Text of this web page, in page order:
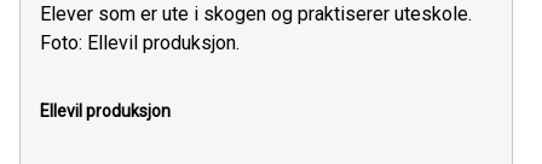
Elever som er ute i skogen og praktiserer uteskole.
Foto: Ellevil produksjon.
Ellevil produksjon